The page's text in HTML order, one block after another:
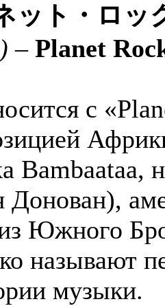
ット・ロッ
– Planet
с
Bambaataa,
Донован),
Южного
называют
музыки.